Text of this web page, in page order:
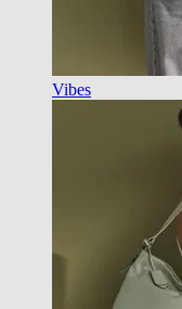
Vibes